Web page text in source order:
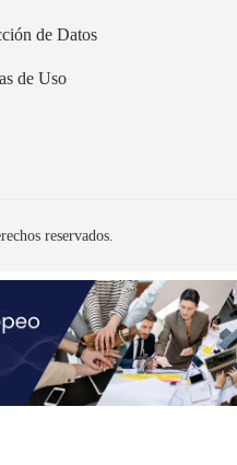
de Datos
de Uso
reservados.